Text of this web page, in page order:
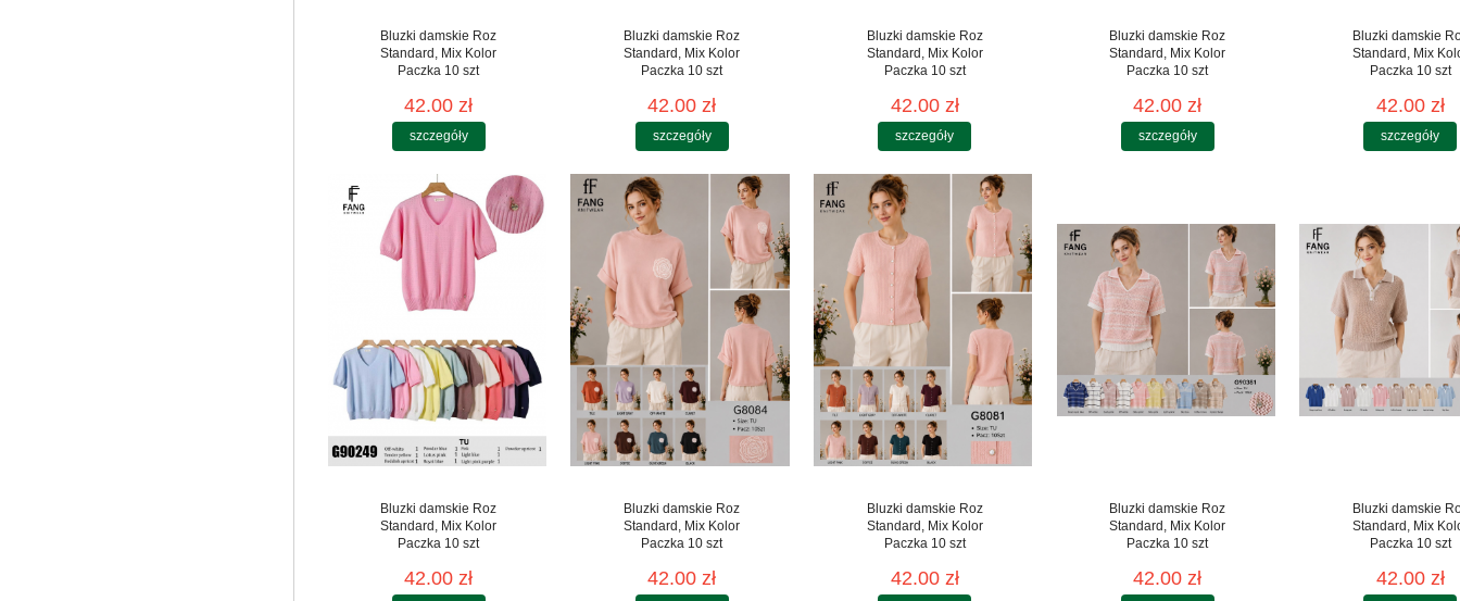
Bluzki damskie Roz
Standard, Mix Kolor
Paczka 10 szt
42.00 zł
szczegóły
Bluzki damskie Roz
Standard, Mix Kolor
Paczka 10 szt
42.00 zł
szczegóły
Bluzki damskie Roz
Standard, Mix Kolor
Paczka 10 szt
42.00 zł
szczegóły
Bluzki damskie Roz
Standard, Mix Kolor
Paczka 10 szt
42.00 zł
szczegóły
Bluzki damskie
Standard, Mix
Paczka 10 szt
42.00 zł
szczegóły
Bluzki damskie Roz
Standard, Mix Kolor
Paczka 10 szt
42.00 zł
Bluzki damskie Roz
Standard, Mix Kolor
Paczka 10 szt
42.00 zł
Bluzki damskie Roz
Standard, Mix Kolor
Paczka 10 szt
42.00 zł
Bluzki damskie Roz
Standard, Mix Kolor
Paczka 10 szt
42.00 zł
Bluzki damskie
Standard, Mix
Paczka 10 szt
42.00 zł